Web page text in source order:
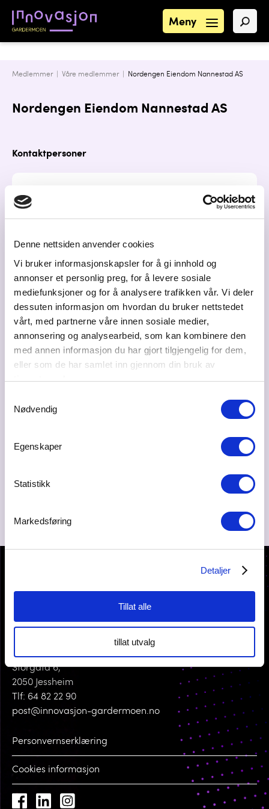
Denne nettsiden anvender cookies
Vi bruker informasjonskapsler for å gi innhold og
annonser et personlig preg, for å levere sosiale
mediefunksjoner og for å analysere trafikken vår. Vi deler
dessuten informasjon om hvordan du bruker nettstedet
vårt, med partnerne våre innen sosiale medier,
annonsering og analysearbeid, som kan kombinere den
med annen informasjon du har gjort tilgjengelig for dem,
eller som de har samlet inn gjennom din bruk av
tjenestene deres.
Nødvendig
Egenskaper
Statistikk
Markedsføring
Detaljer
Tillat alle
tillat utvalg
Meny
Medlemmer | Våre medlemmer| Nordengen Eiendom Nannestad AS
Nordengen Eiendom Nannestad AS
Kontaktpersoner
Sveinar Hoff
Eier
90105069
Besøksadresse
Teieallen 3, 2030 Nannestad
Postadresse
Fasanfaret 15, 2032 MAURA
Bransje
sveinar.hoff1@gmail.com
Storgata 6,
2050 Jessheim
Tlf: 64 82 22 90
post@innovasjon-gardermoen.no
Personvernserklæring
Cookies informasjon